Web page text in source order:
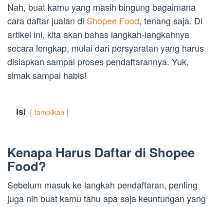
Nah, buat kamu yang masih bingung bagaimana
cara daftar jualan di Shopee Food, tenang saja. Di
artikel ini, kita akan bahas langkah-langkahnya
secara lengkap, mulai dari persyaratan yang harus
disiapkan sampai proses pendaftarannya. Yuk,
simak sampai habis!
Isi tampilkan
Kenapa Harus Daftar di Shopee
Food?
Sebelum masuk ke langkah pendaftaran, penting
juga nih buat kamu tahu apa saja keuntungan yang